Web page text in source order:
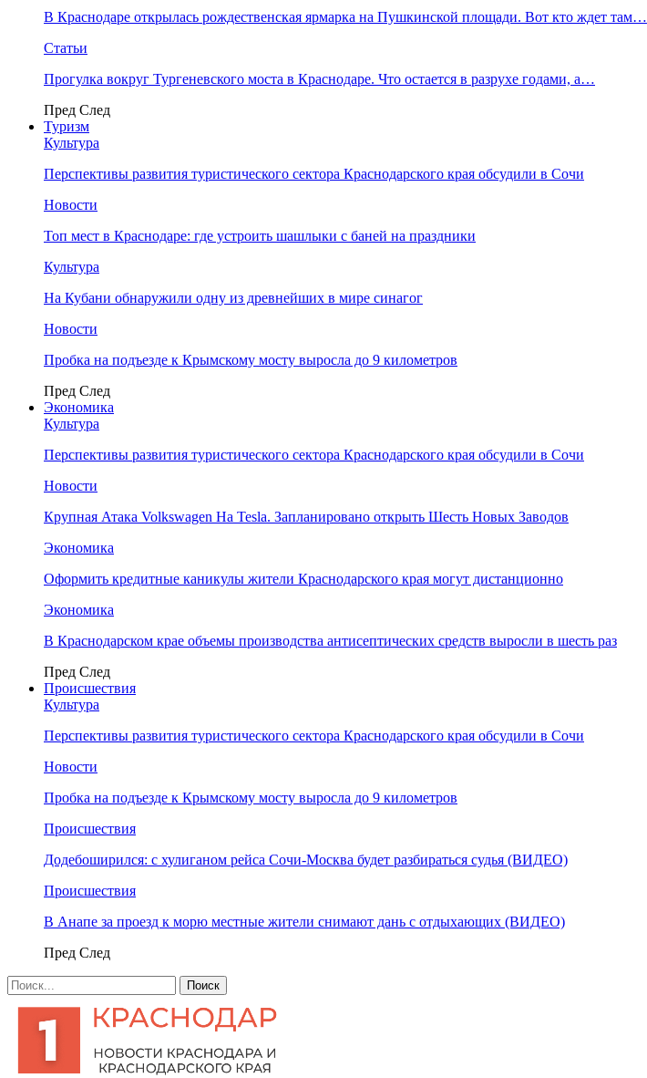
В Краснодаре открылась рождественская ярмарка на Пушкинской площади. Вот кто ждет там…
Статьи
Прогулка вокруг Тургеневского моста в Краснодаре. Что остается в разрухе годами, а…
Пред След
Туризм
Культура
Перспективы развития туристического сектора Краснодарского края обсудили в Сочи
Новости
Топ мест в Краснодаре: где устроить шашлыки с баней на праздники
Культура
На Кубани обнаружили одну из древнейших в мире синагог
Новости
Пробка на подъезде к Крымскому мосту выросла до 9 километров
Пред След
Экономика
Культура
Перспективы развития туристического сектора Краснодарского края обсудили в Сочи
Новости
Крупная Атака Volkswagen На Tesla. Запланировано открыть Шесть Новых Заводов
Экономика
Оформить кредитные каникулы жители Краснодарского края могут дистанционно
Экономика
В Краснодарском крае объемы производства антисептических средств выросли в шесть раз
Пред След
Происшествия
Культура
Перспективы развития туристического сектора Краснодарского края обсудили в Сочи
Новости
Пробка на подъезде к Крымскому мосту выросла до 9 километров
Происшествия
Додебоширился: с хулиганом рейса Сочи-Москва будет разбираться судья (ВИДЕО)
Происшествия
В Анапе за проезд к морю местные жители снимают дань с отдыхающих (ВИДЕО)
Пред След